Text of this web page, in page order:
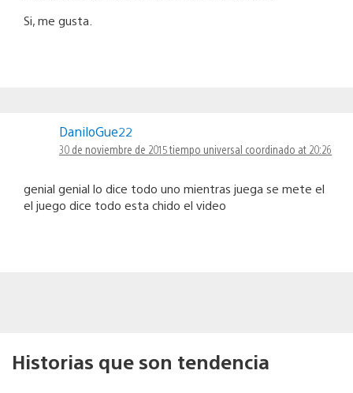
Si, me gusta.
DaniloGue22
30 de noviembre de 2015 tiempo universal coordinado at 20:26
genial genial lo dice todo uno mientras juega se mete el
el juego dice todo esta chido el video
Historias que son tendencia